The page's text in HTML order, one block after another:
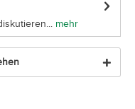
mehr